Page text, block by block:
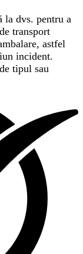
la dvs. pentru a
transport
astfel
incident.
tipul sau